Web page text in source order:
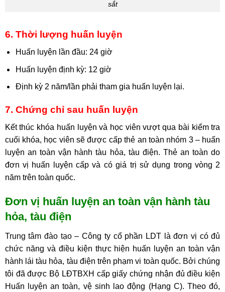
sắt
6. Thời lượng huấn luyện
Huấn luyện lần đầu: 24 giờ
Huấn luyện định kỳ: 12 giờ
Định kỳ 2 năm/lần phải tham gia huấn luyện lại.
7. Chứng chỉ sau huấn luyện
Kết thúc khóa huấn luyện và học viên vượt qua bài kiểm tra
cuối khóa, học viên sẽ được cấp thẻ an toàn nhóm 3 – huấn
luyện an toàn vận hành tàu hỏa, tàu điện. Thẻ an toàn do
đơn vị huấn luyện cấp và có giá trị sử dụng trong vòng 2
năm trên toàn quốc.
Đơn vị huấn luyện an toàn vận hành tàu
hỏa, tàu điện
Trung tâm đào tạo– Công ty cổ phần LDT là đơn vị có đủ
chức năng và điều kiện thực hiện huấn luyện an toàn vận
hành lái tàu hỏa, tàu điện trên phạm vi toàn quốc. Bởi chúng
tôi đã được Bộ LĐTBXH cấp giấy chứng nhận đủ điều kiện
Huấn luyện an toàn, vệ sinh lao động (Hạng C). Theo đó,